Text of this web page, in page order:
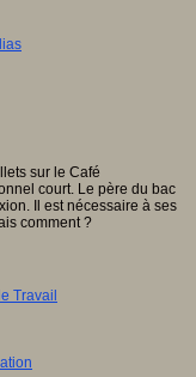
Travail
sur le Café
court. Le père du bac
Il est nécessaire à ses
comment ?